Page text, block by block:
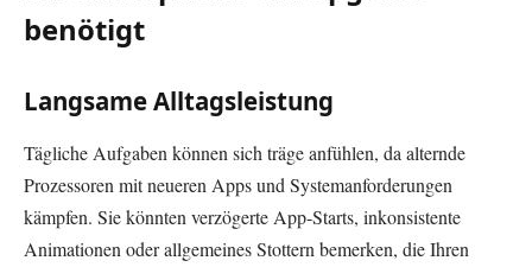
benötigt
Langsame Alltagsleistung
Tägliche Aufgaben können sich träge anfühlen, da alternde
Prozessoren mit neueren Apps und Systemanforderungen
kämpfen. Sie könnten verzögerte App-Starts, inkonsistente
Animationen oder allgemeines Stottern bemerken, die Ihren